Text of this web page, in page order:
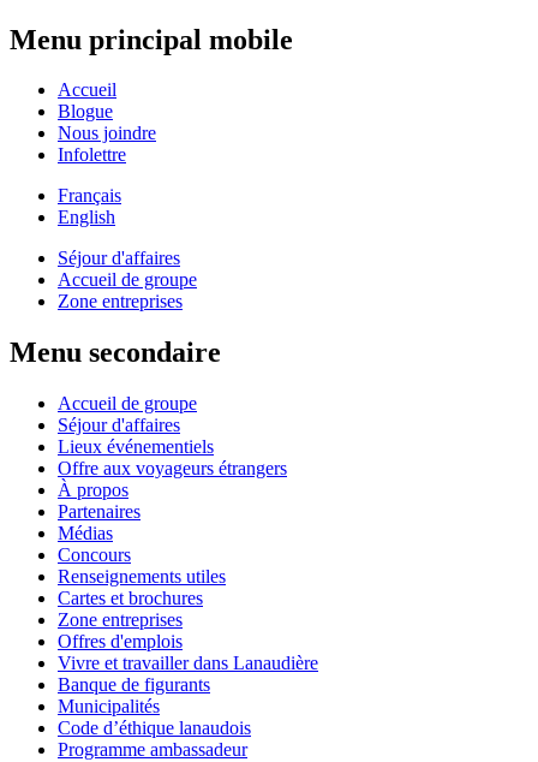
Menu principal mobile
Accueil
Blogue
Nous joindre
Infolettre
Français
English
Séjour d'affaires
Accueil de groupe
Zone entreprises
Menu secondaire
Accueil de groupe
Séjour d'affaires
Lieux événementiels
Offre aux voyageurs étrangers
À propos
Partenaires
Médias
Concours
Renseignements utiles
Cartes et brochures
Zone entreprises
Offres d'emplois
Vivre et travailler dans Lanaudière
Banque de figurants
Municipalités
Code d’éthique lanaudois
Programme ambassadeur